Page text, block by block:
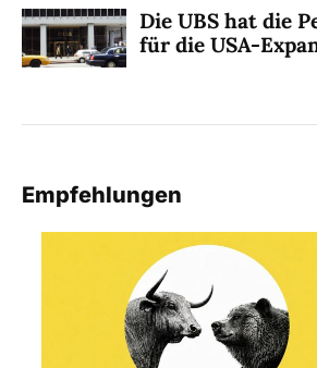
Die UBS hat die
für die USA-
Empfehlungen